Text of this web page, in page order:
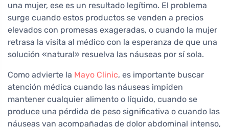
una mujer, ese es un resultado legítimo. El problema
surge cuando estos productos se venden a precios
elevados con promesas exageradas, o cuando la mujer
retrasa la visita al médico con la esperanza de que una
solución «natural» resuelva las náuseas por sí sola.
Como advierte la Mayo Clinic, es importante buscar
atención médica cuando las náuseas impiden
mantener cualquier alimento o líquido, cuando se
produce una pérdida de peso significativa o cuando las
náuseas van acompañadas de dolor abdominal intenso,